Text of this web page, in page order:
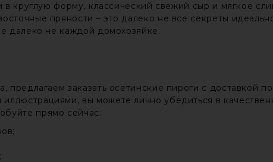
в круглую форму, классический свежий сыр и мягкое
пряности – это далеко не все секреты
далеко не каждой домохозяйке.
предлагаем заказать осетинские пироги с доставкой
вы можете лично убедиться в
прямо сейчас: